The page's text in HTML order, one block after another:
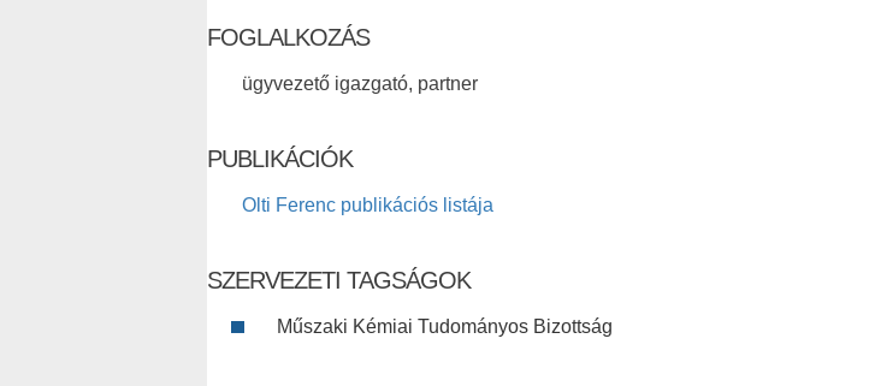
FOGLALKOZÁS
ügyvezető igazgató, partner
PUBLIKÁCIÓK
Olti Ferenc publikációs listája
SZERVEZETI TAGSÁGOK
Műszaki Kémiai Tudományos Bizottság